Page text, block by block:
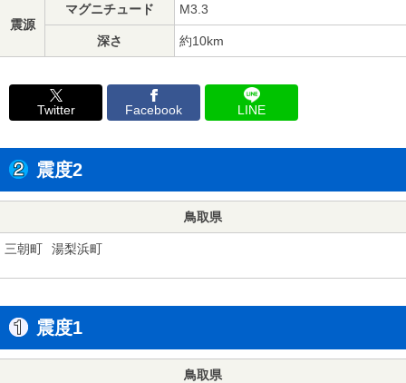
震源
マグニチュード M3.3
深さ 約10km
Twitter Facebook LINE
震度2
鳥取県
三朝町 湯梨浜町
震度1
鳥取県